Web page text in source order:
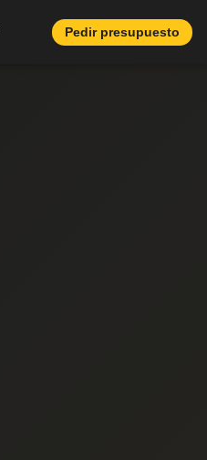
Pedir presupuesto